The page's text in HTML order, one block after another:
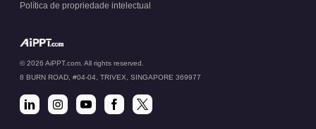
Política de propriedade intelectual
© 2026 AiPPT.com. All rights reserved.
8 BURN ROAD, #04-04, TRIVEX, SINGAPORE 369977